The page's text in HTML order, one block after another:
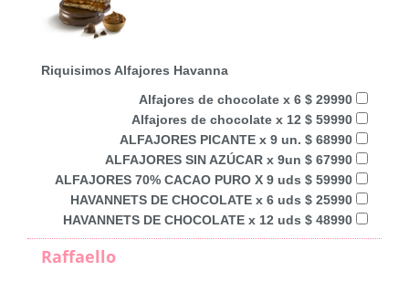
Riquisimos Alfajores Havanna
Alfajores de chocolate x 6 $ 29990
Alfajores de chocolate x 12 $ 59990
ALFAJORES PICANTE x 9 un. $ 68990
ALFAJORES SIN AZÚCAR x 9un $ 67990
ALFAJORES 70% CACAO PURO X 9 uds $ 59990
HAVANNETS DE CHOCOLATE x 6 uds $ 25990
HAVANNETS DE CHOCOLATE x 12 uds $ 48990
Raffaello